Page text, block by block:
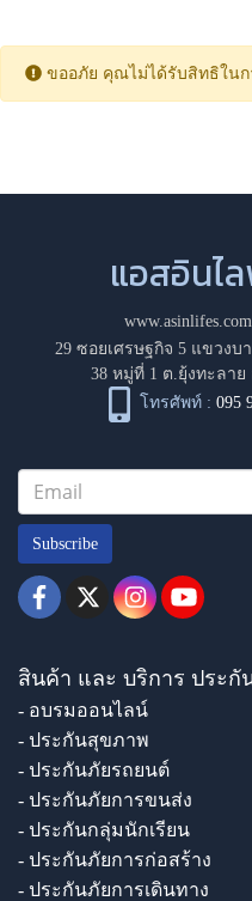
ขออภัย คุณไม่ได้รับสิทธิใน
แอสอินไ
www.asinlifes.com
29 ซอยเศรษฐกิจ 5 แขวงบ
38 หมู่ที่ 1 ต.ยุ้งทะลา
โทรศัพท์ : 095
Subscribe
สินค้า และ บริการ ประกั
- อบรมออนไลน์
- ประกันสุขภาพ
- ประกันภัยรถยนต์
- ประกันภัยการขนส่ง
- ประกันกลุ่มนักเรียน
- ประกันภัยการก่อสร้าง
- ประกันภัยการเดินทาง